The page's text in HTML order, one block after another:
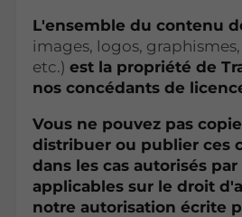
L'ensemble du contenu
images, logos,
etc.)est la propriété de
nos concédants de
Vous ne pouvez pas
distribuer ou publier ces
dans les cas autorisés par
applicables sur le droit
notre autorisation écrite